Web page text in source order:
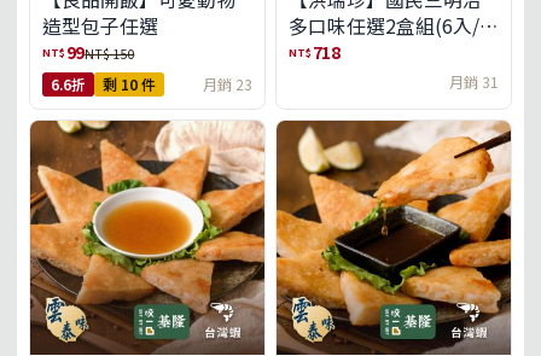
造型包子任選
NT$ 99NT$ 150
6.6折 剩 10 件 月銷 23
多口味任選2盒組(6入/
盒)(免運)
NT$ 718
月銷 31